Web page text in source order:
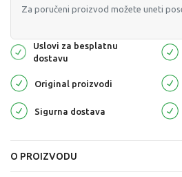
Uslovi za besplatnu
dostavu
Original proizvodi
Sigurna dostava
O PROIZVODU